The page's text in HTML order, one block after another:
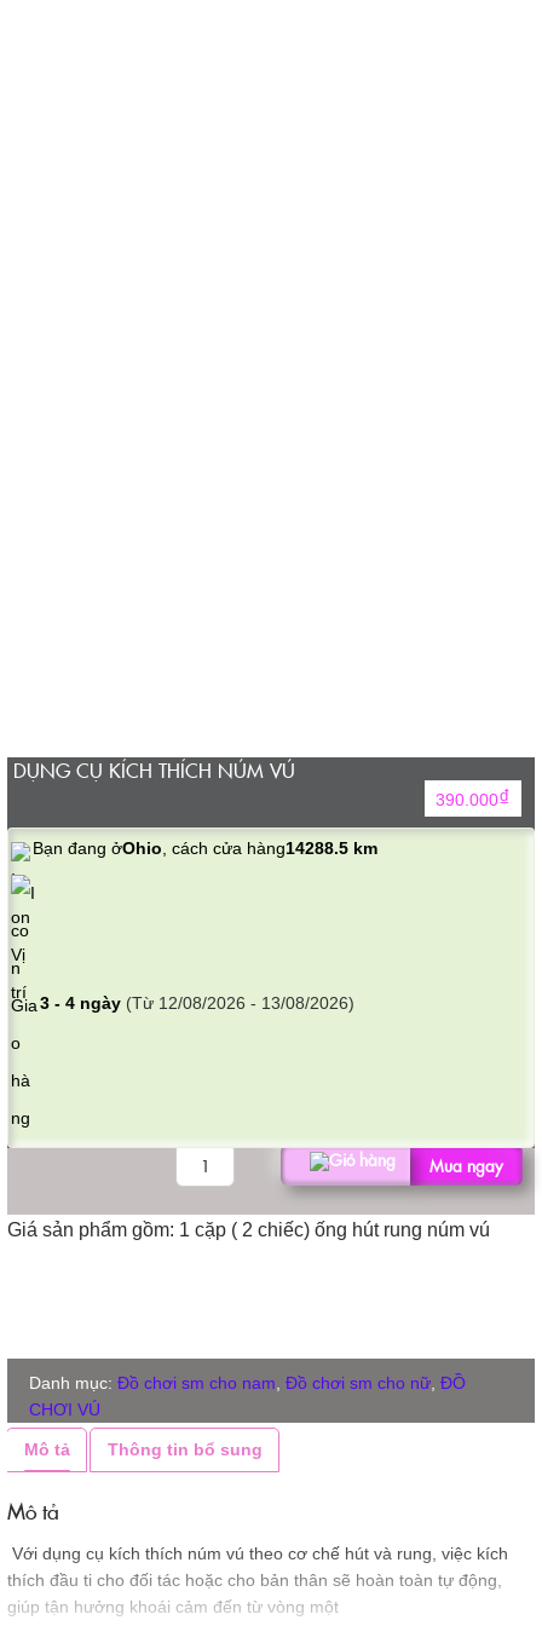
DỤNG CỤ KÍCH THÍCH NÚM VÚ
390.000₫
Bạn đang ởOhio, cách cửa hàng14288.5 km
3 - 4 ngày (Từ 12/08/2026 - 13/08/2026)
DỤNG
THÍCH
Mua ngay
Giá sản phẩm gồm: 1 cặp ( 2 chiếc) ống hút rung núm vú
Danh mục: Đồ chơi sm cho nam Đồ chơi sm cho nữ ĐỒ
CHƠI VÚ
Mô tả Thông tin bổ sung
Mô tả
Với dụng cụ kích thích núm vú theo cơ chế hút và rung, việc kích
thích đầu ti cho đối tác hoặc cho bản thân sẽ hoàn toàn tự động,
giúp tận hưởng khoái cảm đến từ vòng một